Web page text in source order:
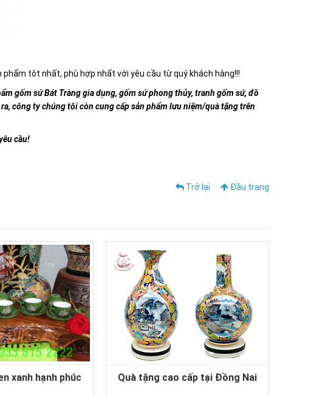
tôt nhất, phù hợp nhất với yêu cầu từ quý khách hàng!!!
gốm sứ Bát Tràng gia dụng, gốm sứ phong thủy, tranh gốm sứ, đồ
công ty chúng tôi còn cung cấp sản phẩm lưu niệm/quà tặng trên
cầu!
Trở lại Đầu trang
xanh hạnh phúc Quà tặng cao cấp tại Đồng Nai